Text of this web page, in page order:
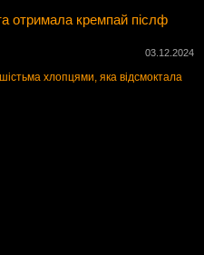
отримала кремпай післф
03.12.2024